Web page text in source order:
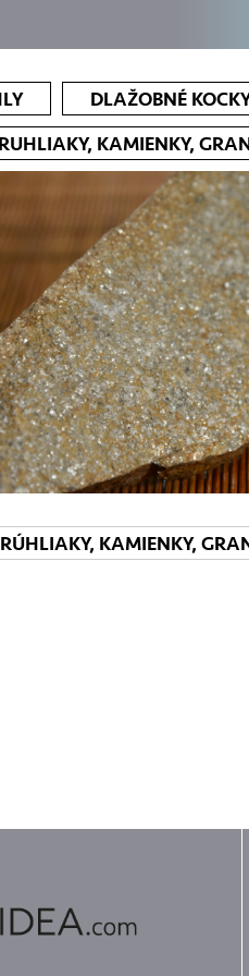
DLAŽOBNÉ
KAMIENKY,
KAMIENKY,